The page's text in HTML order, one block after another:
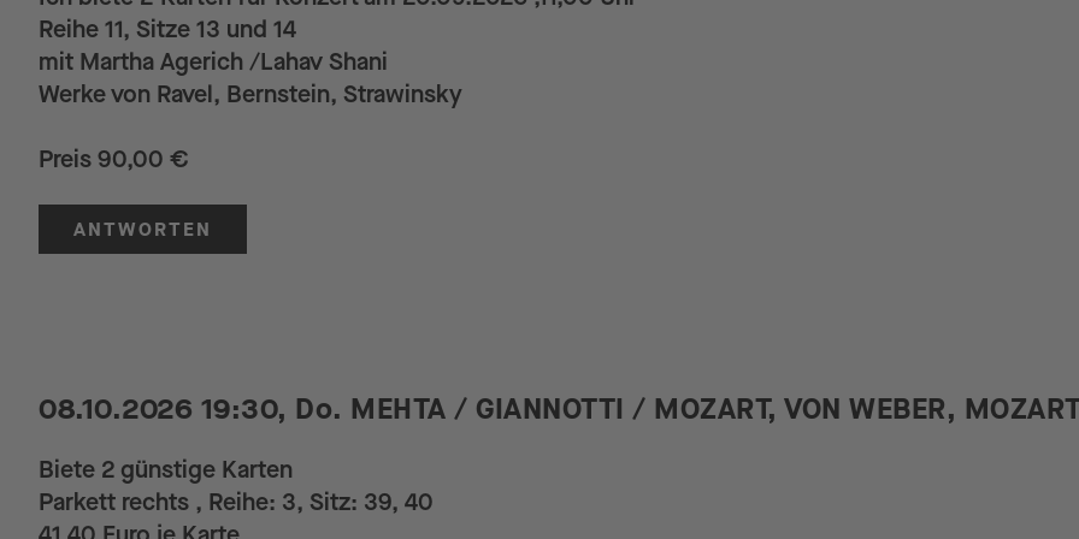
Reihe 11, Sitze 13 und 14
mit Martha Agerich /Lahav Shani
Werke von Ravel, Bernstein, Strawinsky
Preis 90,00 €
ANTWORTEN
08.10.2026 19:30, Do. MEHTA / GIANNOTTI / MOZART, VON WEBER,
Biete 2 günstige Karten
Parkett rechts , Reihe: 3, Sitz: 39, 40